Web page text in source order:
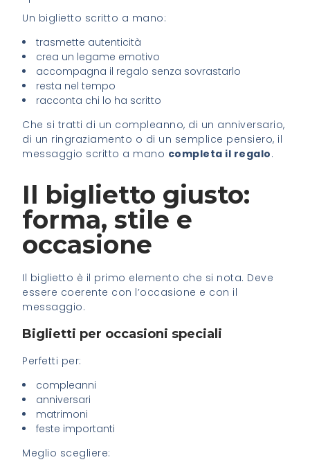
Un biglietto scritto a mano:
trasmette autenticità
crea un legame emotivo
accompagna il regalo senza sovrastarlo
resta nel tempo
racconta chi lo ha scritto
Che si tratti di un compleanno, di un anniversario,
di un ringraziamento o di un semplice pensiero, il
messaggio scritto a mano completa il regalo.
Il biglietto giusto:
forma, stile e
occasione
Il biglietto è il primo elemento che si nota. Deve
essere coerente con l’occasione e con il
messaggio.
Biglietti per occasioni speciali
Perfetti per:
compleanni
anniversari
matrimoni
feste importanti
Meglio scegliere: